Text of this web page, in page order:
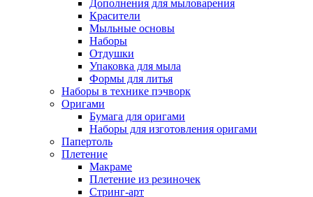
Дополнения для мыловарения
Красители
Мыльные основы
Наборы
Отдушки
Упаковка для мыла
Формы для литья
Наборы в технике пэчворк
Оригами
Бумага для оригами
Наборы для изготовления оригами
Папертоль
Плетение
Макраме
Плетение из резиночек
Стринг-арт